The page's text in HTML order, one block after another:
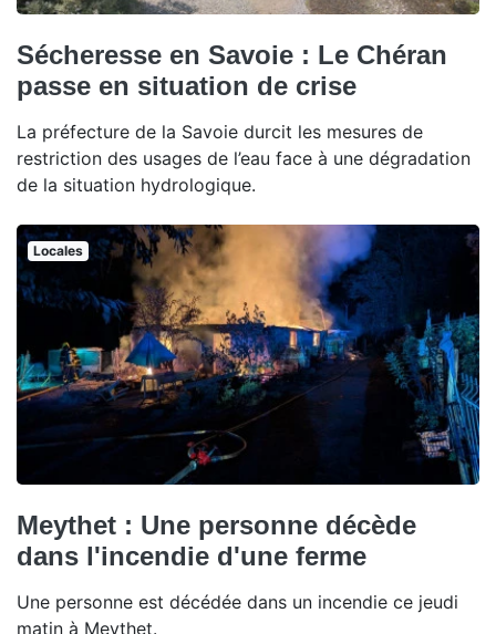
Sécheresse en Savoie : Le Chéran
passe en situation de crise
La préfecture de la Savoie durcit les mesures de
restriction des usages de l’eau face à une dégradation
de la situation hydrologique.
Locales
Meythet : Une personne décède
dans l'incendie d'une ferme
Une personne est décédée dans un incendie ce jeudi
matin à Meythet.